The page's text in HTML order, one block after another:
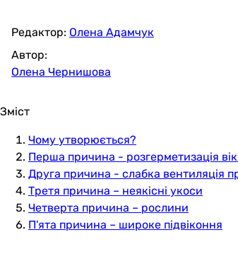
Редактор: Олена Адамчук
Автор:
Олена Чернишова
Зміст
Чому утворюється?
Перша причина - розгерметизація
Друга причина - слабка вентиляція
Третя причина – неякісні укоси
Четверта причина – рослини
П'ята причина – широке підвіконня